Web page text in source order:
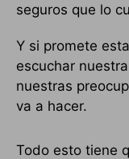
seguros que lo
Y si promete
escuchar
nuestras
va a hacer.
Todo esto tiene